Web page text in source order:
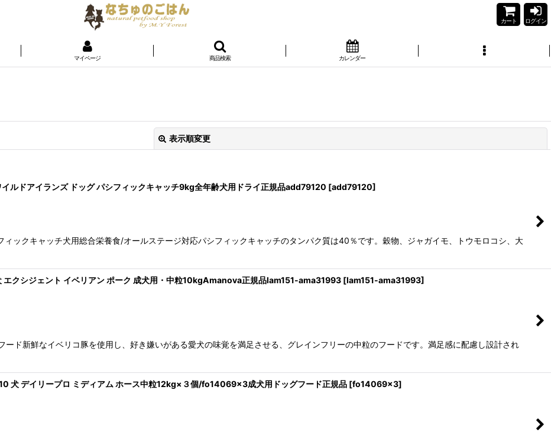
カート ログイン
マイページ 商品検索 カレンダー
表示順変更
絞り込む
ルドアイランズ ドッグ パシフィックキャッチ9kg全年齢犬用ドライ正規品add79120 [add79120]
ックキャッチ犬用総合栄養食/オールステージ対応パシフィックキャッチのタンパク質は40％です。穀物、ジャガイモ、トウモロコシ、大
クシジェント イベリアン ポーク 成犬用・中粒10kgAmanova正規品lam151-ama31993 [lam151-ama31993]
ード新鮮なイベリコ豚を使用し、好き嫌いがある愛犬の味覚を満足させる、グレインフリーの中粒のフードです。満足感に配慮し設計され
犬 デイリープロ ミディアム ホース中粒12kg×３個/fo14069x3成犬用ドッグフード正規品 [fo14069x3]